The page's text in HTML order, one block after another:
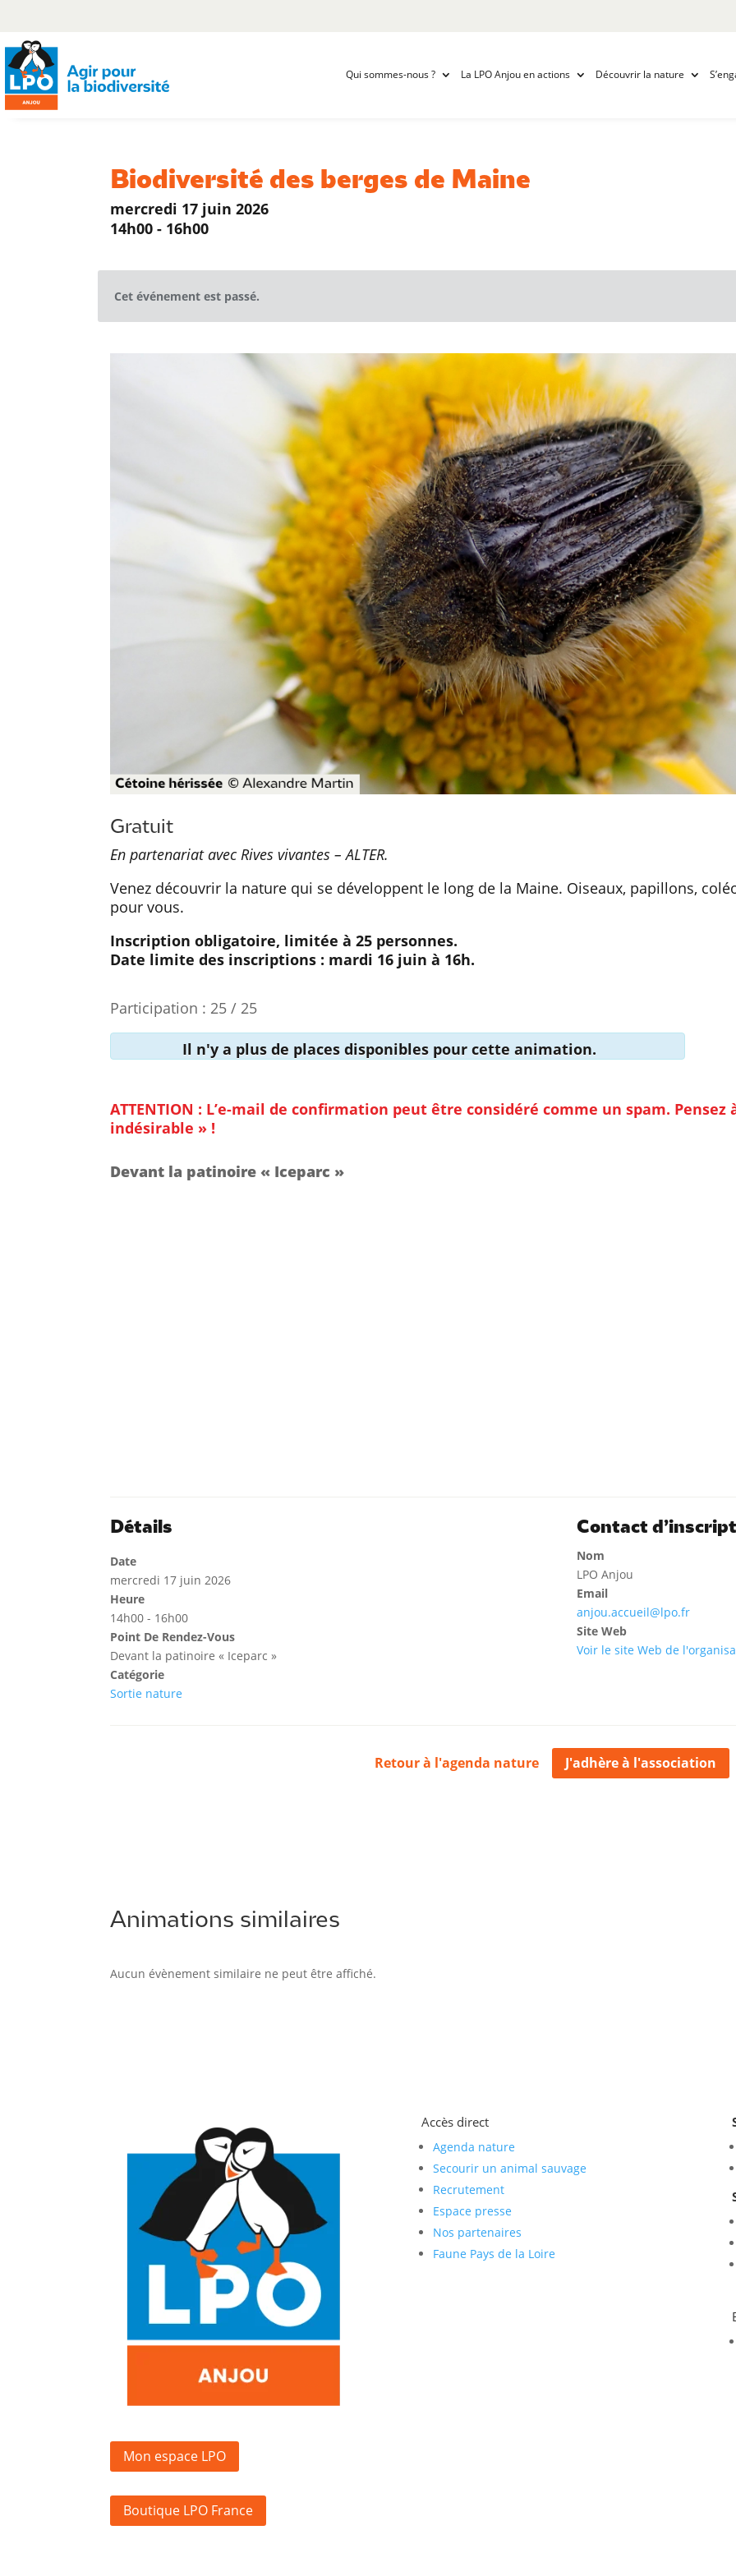
Qui sommes-nous ? La LPO Anjou en actions Découvrir la nature
Biodiversité des berges de Maine
mercredi 17 juin 2026
14h00 - 16h00
Cet événement est passé.
Gratuit
En partenariat avec Rives vivantes – ALTER.
Venez découvrir la nature qui se développent le long de la Maine. Oiseaux, papillons,
pour vous.
Inscription obligatoire, limitée à 25 personnes.
Date limite des inscriptions : mardi 16 juin à 16h.
Participation : 25 / 25
Il n'y a plus de places disponibles pour cette animation.
ATTENTION : L’e-mail de confirmation peut être considéré comme un spam.
indésirable » !
Devant la patinoire « Iceparc »
Détails
Date
mercredi 17 juin 2026
Heure
14h00 - 16h00
Point De Rendez-Vous
Devant la patinoire « Iceparc »
Catégorie
Sortie nature
Contact
Nom
LPO Anjou
Email
anjou.accueil@lpo.fr
Site Web
Voir le site Web de
Retour à l'agenda nature J'adhère à l'association
Animations similaires
Aucun évènement similaire ne peut être affiché.
Mon espace LPO
Boutique LPO France
Accès direct
Agenda nature
Secourir un animal sauvage
Recrutement
Espace presse
Nos partenaires
Faune Pays de la Loire